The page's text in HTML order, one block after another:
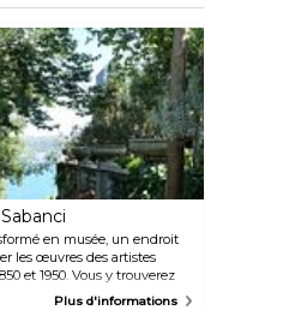
en musée, un endroit
les œuvres des artistes
et 1950. Vous y trouverez
collections de calligraphie
Plus d'informations